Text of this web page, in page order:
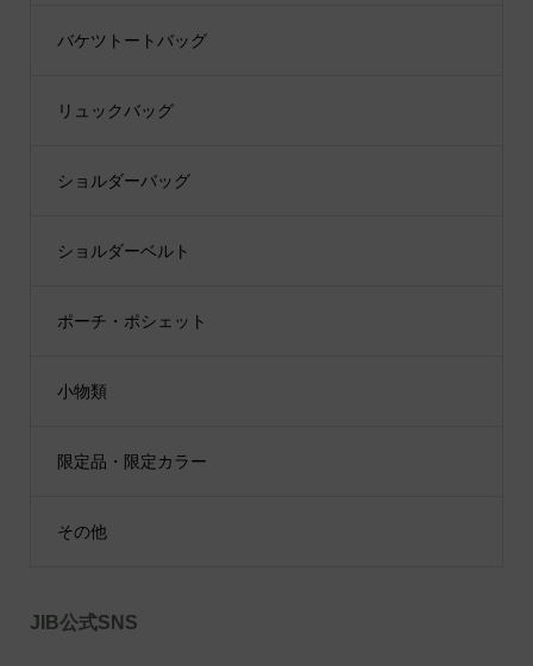
バケツトートバッグ
リュックバッグ
ショルダーバッグ
ショルダーベルト
ポーチ・ポシェット
小物類
限定品・限定カラー
その他
JIB公式SNS